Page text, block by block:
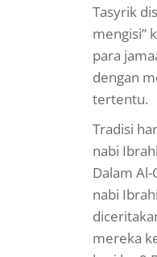
Tasyrik
mengisi”
para
dengan
tertentu.
Tradisi
nabi
Dalam Al-
nabi
mereka